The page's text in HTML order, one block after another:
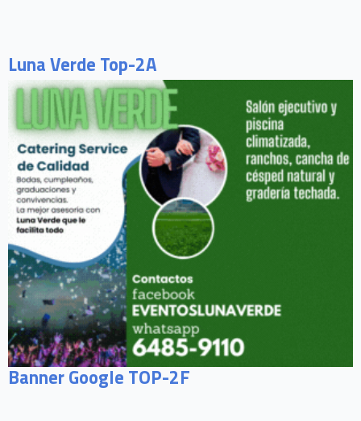
Luna Verde Top-2A
Banner Google TOP-2F